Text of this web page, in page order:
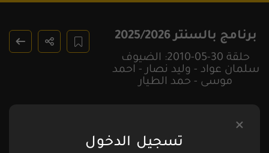
برنامج بالسنتر 2025/2026
حلقة 30-05-2010: الضيوف
سلمان عواد - وليد نصار - احمد
موسى - حمد الطيار
تسجيل الدخول